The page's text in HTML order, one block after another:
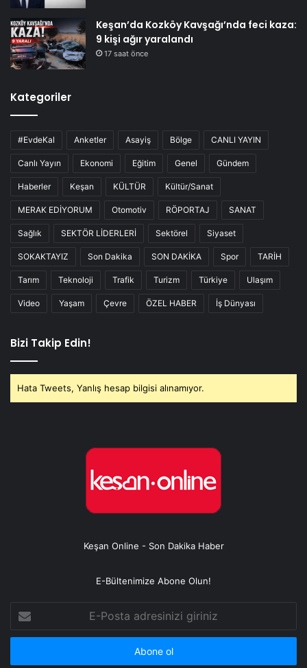
Keşan’da Kozköy Kavşağı’nda feci kaza:
9 kişi ağır yaralandı
17 saat önce
Kategoriler
#EvdeKal Anketler Asayiş Bölge CANLI YAYIN
Canlı Yayın Ekonomi Eğitim Genel Gündem
Haberler Keşan KÜLTÜR Kültür/Sanat
MERAK EDİYORUM Otomotiv RÖPORTAJ SANAT
Sağlık SEKTÖR LİDERLERİ Sektörel Siyaset
SOKAKTAYIZ Son Dakika SON DAKİKA Spor TARİH
Tarım Teknoloji Trafik Turizm Türkiye Ulaşım
Video Yaşam Çevre ÖZEL HABER İş Dünyası
Bizi Takip Edin!
Hata Tweets, Yanlış hesap bilgisi alınamıyor.
Keşan Online - Son Dakika Haber
E-Bültenimize Abone Olun!
Posta
adresinizi